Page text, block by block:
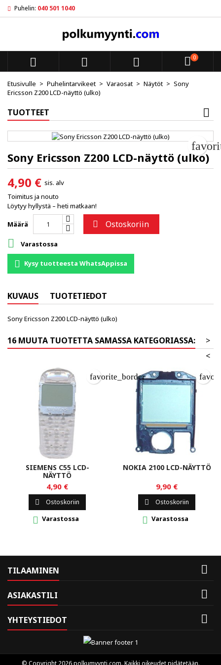
Puhelin: 040 501 1040
   0
Etusivulle Puhelintarvikeet Varaosat Näytöt
Sony
Ericsson Z200 LCD-näyttö (ulko)
TUOTTEET
Sony Ericsson Z200 LCD-näyttö (ulko)
4,90 € sis. alv
Toimitus ja nouto
Löytyy hyllystä – heti matkaan!
Määrä  Ostoskoriin
 Varastossa
Kysy tuotteesta WhatsAppissa
KUVAUS TUOTETIEDOT
Sony Ericsson Z200 LCD-näyttö (ulko)
16 MUUTA TUOTETTA SAMASSA KATEGORIASSA:
>
<
SIEMENS C55 LCD-
NÄYTTÖ
4,90 €
 Ostoskoriin
 Varastossa
favorite_border
NOKIA 2100 LCD-NÄYTTÖ
9,90 €
 Ostoskoriin
 Varastossa
TILAAMINEN 
ASIAKASTILI 
YHTEYSTIEDOT 
My wishlists
add_circle_outline
Create new list
Luo toivelista
Toivelistan nimi
Kirjaudu sisään
Sinun pitää olla kirjautunut jotta voit lisätä tuotteita
© Copyright 2026 polkumyynti.com. Kaikki oikeudet pidätetään.